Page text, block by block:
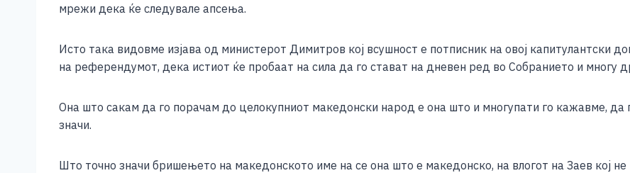
мрежи дека ќе следувале апсења.
Исто така видовме изјава од министерот Димитров кој всушност е потписник на овој капитулантски
на референдумот, дека истиот ќе пробаат на сила да го стават на дневен ред во Собранието и многу
Она што сакам да го порачам до целокупниот македонски народ е она што и многупати го кажавме, да
значи.
Што точно значи бришењето на македонското име на се она што е македонско, на влогот на Заев кој